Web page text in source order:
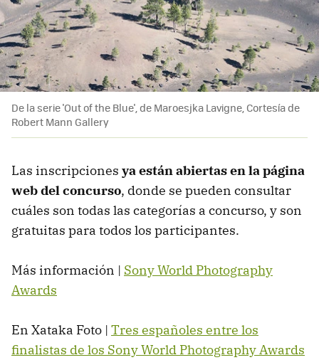
De la serie 'Out of the Blue', de Maroesjka Lavigne, Cortesía de
Robert Mann Gallery
Las inscripciones ya están abiertas en la página
web del concurso, donde se pueden consultar
cuáles son todas las categorías a concurso, y son
gratuitas para todos los participantes.
Más información | Sony World Photography
Awards
En Xataka Foto | Tres españoles entre los
finalistas de los Sony World Photography Awards